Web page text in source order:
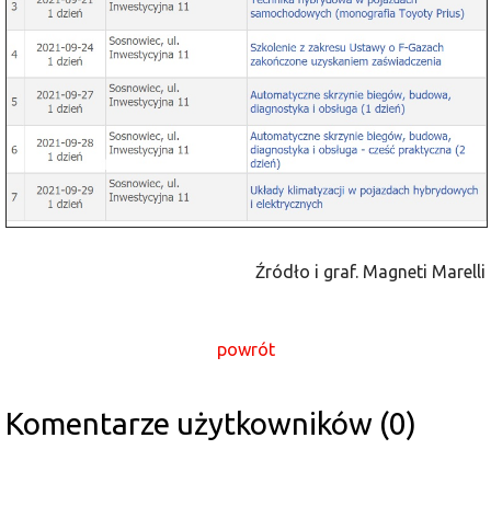
Źródło i graf. Magneti Marelli
powrót
Komentarze użytkowników (0)